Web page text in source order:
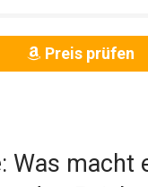
Preis prüfen
Was macht